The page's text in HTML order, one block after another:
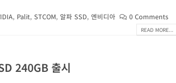
, Palit,STCOM, 알파 SSD,엔비디아 0 Comments
READ MORE...
240GB 출시